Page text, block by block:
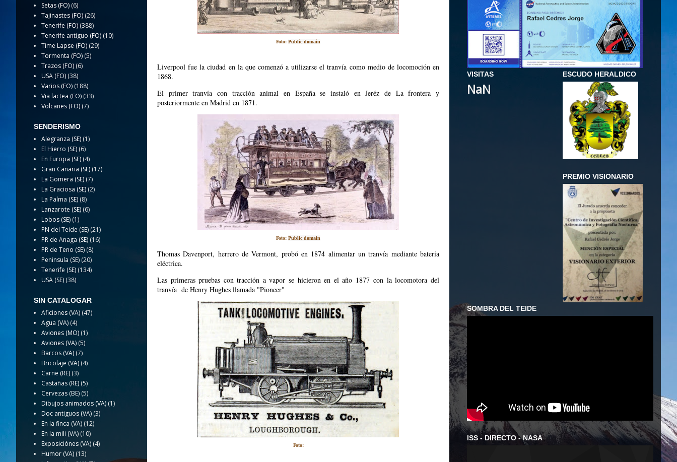
Foto: Public domain
Liverpool fue la ciudad en la que comenzó a utilizarse el tranvía como medio de locomoción en
1868.
El primer tranvía con tracción animal en España se instaló en Jeréz de La frontera y
posteriormente en Madrid en 1871.
Foto: Public domain
Thomas Davenport, herrero de Vermont, probó en 1874 alimentar un tranvía mediante batería
eléctrica.
Las primeras pruebas con tracción a vapor se hicieron en el año 1877 con la locomotora del
tranvía de Henry Hughes llamada "Pioneer"
Foto:
Setas (FO) (6)
Tajinastes (FO) (26)
Tenerife (FO) (388)
Tenerife antiguo (FO) (10)
Time Lapse (FO) (29)
Tormenta (FO) (5)
Trazos (FO) (6)
USA (FO) (38)
Varios (FO) (188)
Via lactea (FO) (33)
Volcanes (FO) (7)
SENDERISMO
Alegranza (SE) (1)
El Hierro (SE) (6)
En Europa (SE) (4)
Gran Canaria (SE) (17)
La Gomera (SE) (7)
La Graciosa (SE) (2)
La Palma (SE) (8)
Lanzarote (SE) (6)
Lobos (SE) (1)
PN del Teide (SE) (21)
PR de Anaga (SE) (16)
PR de Teno (SE) (8)
Peninsula (SE) (20)
Tenerife (SE) (134)
USA (SE) (38)
SIN CATALOGAR
Aficiones (VA) (47)
Agua (VA) (4)
Aviones (MO) (1)
Aviones (VA) (5)
Barcos (VA) (7)
Bricolaje (VA) (4)
Carne (RE) (3)
Castañas (RE) (5)
Cervezas (BE) (5)
Dibujos animados (VA) (1)
Doc antiguos (VA) (3)
En la finca (VA) (12)
En la mili (VA) (10)
Exposiciónes (VA) (4)
Humor (VA) (13)
VISITAS
NaN
ESCUDO HERALDICO
PREMIO VISIONARIO
SOMBRA DEL TEIDE
ISS - DIRECTO - NASA